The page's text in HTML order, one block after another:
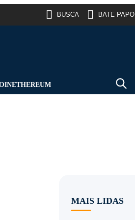
BUSCA BATE-PAPO
ETHEREUM
MAIS LIDAS